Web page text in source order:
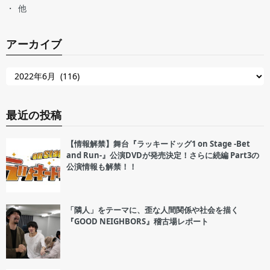
他
アーカイブ
最近の投稿
【情報解禁】舞台『ラッキードッグ1 on Stage -Bet
and Run-』公演DVDが発売決定！さらに続編 Part3の
公演情報も解禁！！
「隣人」をテーマに、歪な人間関係や社会を描く
『GOOD NEIGHBORS』稽古場レポート